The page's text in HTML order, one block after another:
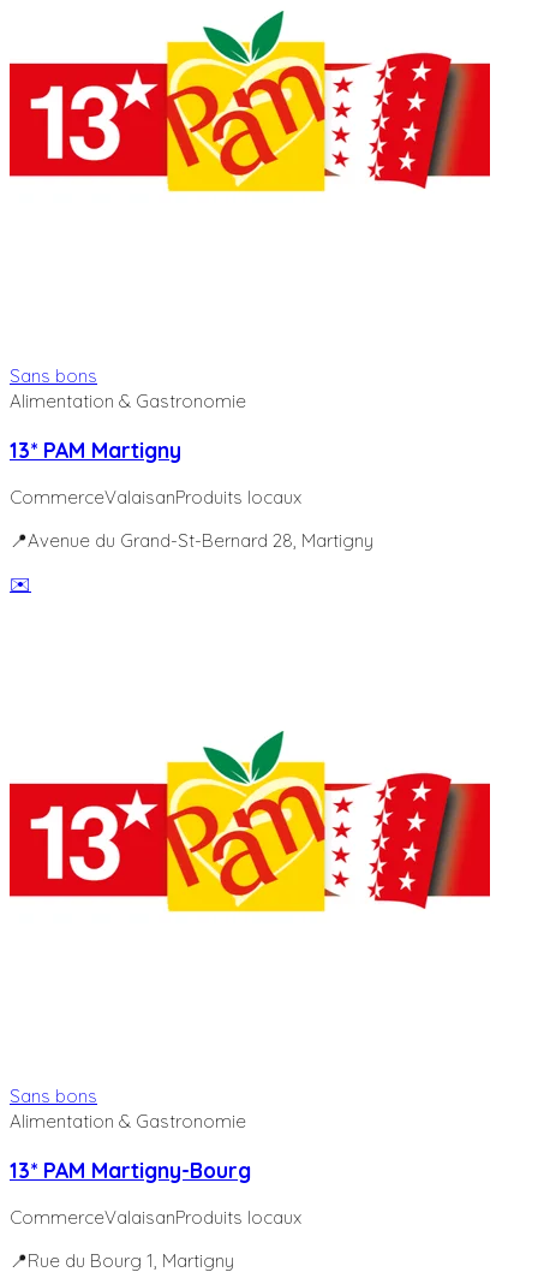
Sans bons
Alimentation & Gastronomie
13* PAM Martigny
CommerceValaisanProduits locaux
📍Avenue du Grand-St-Bernard 28, Martigny
✉️
Sans bons
Alimentation & Gastronomie
13* PAM Martigny-Bourg
CommerceValaisanProduits locaux
📍Rue du Bourg 1, Martigny